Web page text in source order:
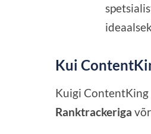
Kui
Kuigi
Ranktrackeriga